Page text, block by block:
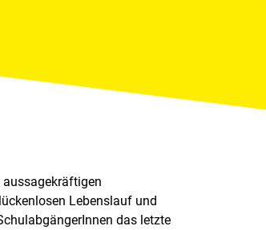
aussagekräftigen
Lebenslauf und
das letzte